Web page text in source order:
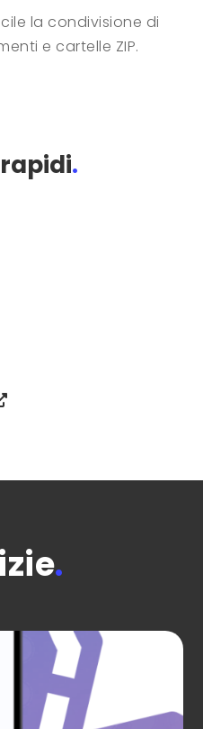
la condivisione di
e cartelle ZIP.
.
.